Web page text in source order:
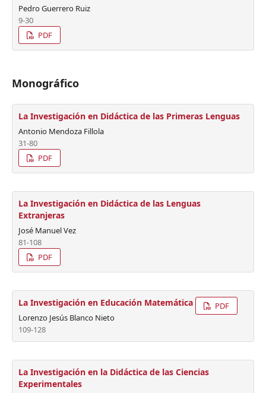
Pedro Guerrero Ruiz
9-30
PDF
Monográfico
La Investigación en Didáctica de las Primeras Lenguas
Antonio Mendoza Fillola
31-80
PDF
La Investigación en Didáctica de las Lenguas
Extranjeras
José Manuel Vez
81-108
PDF
La Investigación en Educación Matemática
Lorenzo Jesús Blanco Nieto
109-128
PDF
La Investigación en la Didáctica de las Ciencias
Experimentales